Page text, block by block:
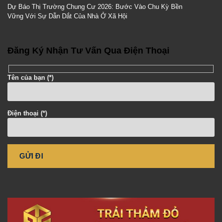
Dự Báo Thị Trường Chung Cư 2026: Bước Vào Chu Kỳ Bền
Vững Với Sự Dẫn Dắt Của Nhà Ở Xã Hội
Đăng Ký Nhận Tư Vấn Qua Điện Thoại
Tên của bạn (*)
Điện thoại (*)